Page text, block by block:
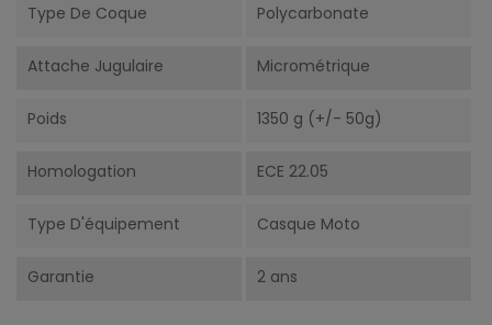
Type De Coque Polycarbonate
Attache Jugulaire Micrométrique
Poids 1350 g (+/- 50g)
Homologation ECE 22.05
Type D'équipement Casque Moto
Garantie 2 ans